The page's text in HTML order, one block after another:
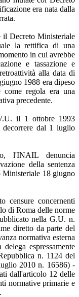
era nata dalla
il Decreto Ministeriale
la rettifica di una
in cui avrebbe
e tassazione e
alla data di
1988 era dipeso
regola era una
precedente.
il 1 ottobre 1993
dal 1 luglio
l'INAIL denuncia
della sentenza
Ministeriale 18 giugno
censure concernenti
di Roma delle norme
nella G.U. n.
diretto da parte del
normativa esterna
espressamente
n. 1124 del
2010 n. 16586) -
dall'articolo 12 delle
normative primarie e